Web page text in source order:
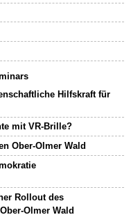
Hilfskraft für
mit VR-Brille?
Ober-Olmer Wald
Rollout des
Olmer Wald